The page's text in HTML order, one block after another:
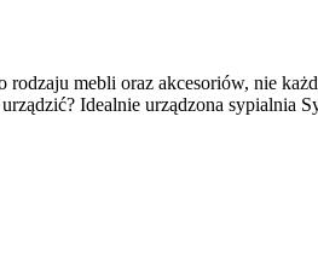
mebli oraz akcesoriów, nie
Idealnie urządzona sypialnia